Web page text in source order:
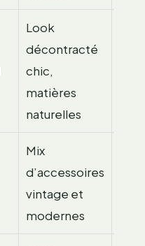
Look
décontracté
chic,
matières
naturelles
Mix
d’accessoires
vintage et
modernes